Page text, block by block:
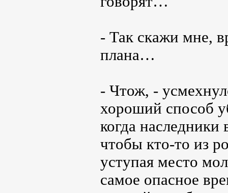
- Так скажи мне,
плана…
- Чтож, -
хороший способ
когда
чтобы кто-то из
уступая место
самое опасное